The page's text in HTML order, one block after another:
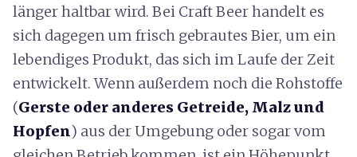
länger haltbar wird. Bei Craft Beer handelt es
sich dagegen um frisch gebrautes Bier, um ein
lebendiges Produkt, das sich im Laufe der Zeit
entwickelt. Wenn außerdem noch die Rohstoffe
(Gerste oder anderes Getreide, Malz und
Hopfen) aus der Umgebung oder sogar vom